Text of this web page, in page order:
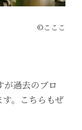
©︎こここ
が過去のブロ
。こちらもぜ